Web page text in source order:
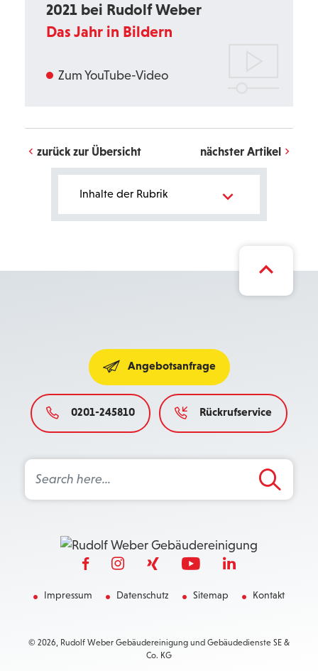
Inhalte der Rubrik
2021 bei Rudolf Weber
Das Jahr in Bildern
Zum YouTube-Video
zurück zur Übersicht nächster Artikel
Angebotsanfrage
0201-245810 Rückrufservice
Search
for:
Search Button
Impressum Datenschutz Sitemap Kontakt
© 2026, Rudolf Weber Gebäudereinigung und Gebäudedienste SE &
Co. KG